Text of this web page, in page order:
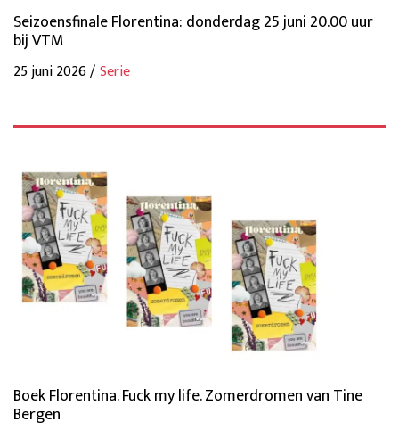
Seizoensfinale Florentina: donderdag 25 juni 20.00 uur
bij VTM
25 juni 2026 /Serie
Boek Florentina. Fuck my life. Zomerdromen van Tine
Bergen